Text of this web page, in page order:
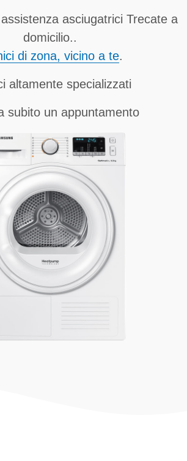
asciugatrici Trecate a
domicilio..
di zona, vicino a te.
altamente specializzati
subito un appuntamento